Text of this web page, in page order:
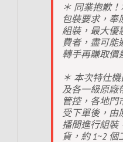
＊ 同業抱歉
包裝要求，奉
組裝，最大優
費者，盡可能
轉手再賺取價
＊ 本次特仕機
及各一級原廠
管控，各地門
受下單後，由
播間進行組裝
貨，約 1~2